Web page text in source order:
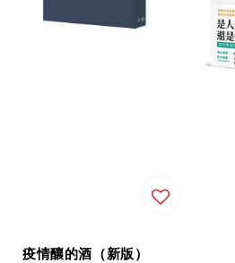
疫情釀的酒（新版）